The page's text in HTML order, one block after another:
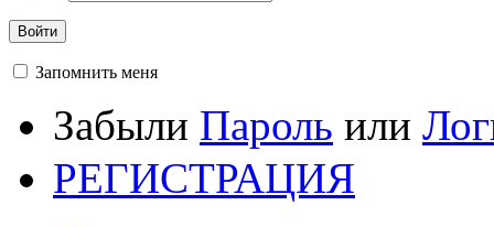
Войти
Запомнить меня
Забыли Пароль или
РЕГИСТРАЦИЯ